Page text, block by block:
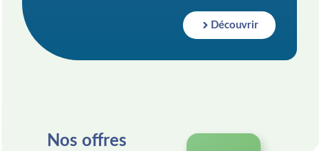
Découvrir
Nos offres